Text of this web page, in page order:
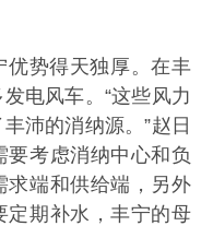
优势得天独厚。在丰
电风车。“这些风力
沛的消纳源。”赵日
要考虑消纳中心和负
求端和供给端，另外
定期补水，丰宁的母